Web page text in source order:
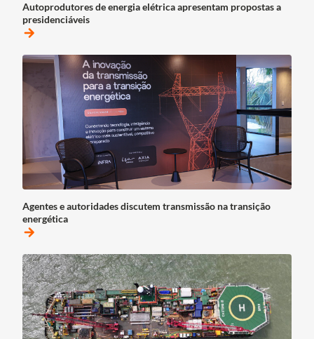
Autoprodutores de energia elétrica apresentam propostas a
presidenciáveis
arrow_forward
Agentes e autoridades discutem transmissão na transição
energética
arrow_forward